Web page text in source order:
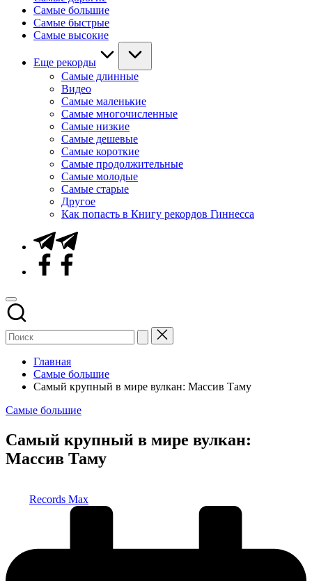
Самые большие
Самые быстрые
Самые высокие
Еще рекорды
Самые длинные
Видео
Самые маленькие
Самые многочисленные
Самые низкие
Самые дешевые
Самые короткие
Самые продолжительные
Самые молодые
Самые старые
Другое
Как попасть в Книгу рекордов Гиннесса
Telegram
Facebook
Главная
Самые большие
Самый крупный в мире вулкан: Массив Таму
Опубликовано
Самые большие
Самый крупный в мире вулкан:
Массив Таму
Records Max